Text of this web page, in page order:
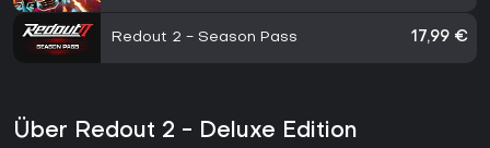
Redout 2 - Season Pass 17,99 €
Über Redout 2 - Deluxe Edition